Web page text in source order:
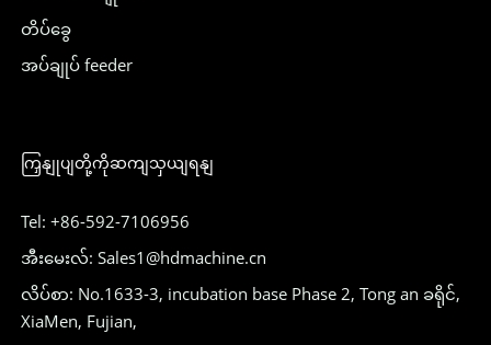
တိပ်ခွေ
အပ်ချုပ် feeder
ကြှနျုပျတို့ကိုဆကျသှယျရနျ
Tel: +86-592-7106956
အီးမေးလ်: Sales1@hdmachine.cn
လိပ်စာ: No.1633-3, incubation base Phase 2, Tong an ခရိုင်,
XiaMen, Fujian,